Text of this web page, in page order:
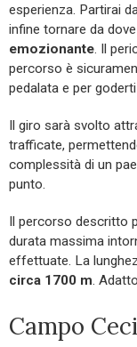
esperienza. Partirai
infine tornare da
emozionante. Il
percorso è
pedalata e per
Il giro sarà svolto
trafficate,
complessità di un
punto.
Il percorso descritto
durata massima
effettuate. La
circa 1700 m.
Campo